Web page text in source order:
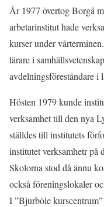
År 1977 övertog Borgå
arbetarinstitut hade
kurser under
lärare i
avdelningsföreståndare i
Hösten 1979 kunde
verksamhet till den nya
ställdes till institutets
institutet verksamhetr på
Skolorna stod då ännu
också föreningslokaler
I ”Bjurböle